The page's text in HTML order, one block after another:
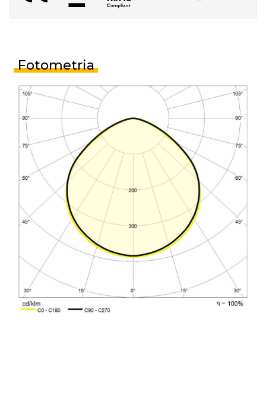
Fotometria